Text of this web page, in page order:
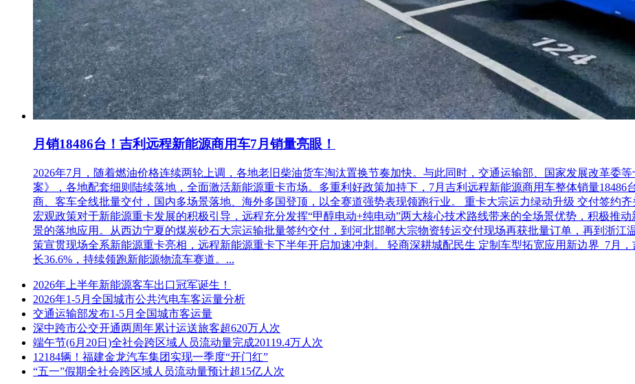
月销18486台！吉利远程新能源商用车7月销量亮眼！
2026年7月，随着燃油价格连续两轮上调，各地老旧柴油货车淘汰置换节奏加快。与此同时，交通运输部、国家发展改革委
案》，各地配套细则陆续落地，全面激活新能源重卡市场。多重利好政策加持下，7月吉利远程新能源商用车整体销量18486
商、客车全线批量交付，国内多场景落地、海外多国登顶，以全赛道强势表现领跑行业。 重卡大宗运力绿动升级 交付签约
宏观政策对于新能源重卡发展的积极引导，远程充分发挥“甲醇电动+纯电动”两大核心技术路线带来的全场景优势，积极推
景的落地应用。从西边宁夏的煤炭砂石大宗运输批量签约交付，到河北邯郸大宗物资转运交付现场再获批量订单，再到浙
策宣贯现场全系新能源重卡亮相，远程新能源重卡下半年开启加速冲刺。 轻商深耕城配民生 定制车型拓宽应用新边界 7月
长36.6%，持续领跑新能源物流车赛道。...
2026年上半年新能源客车出口冠军诞生！
2026年1-5月全国城市公共汽电车客运量分析
交通运输部发布1-5月全国城市客运量
深中跨市公交开通两周年累计运送旅客超620万人次
端午节(6月20日)全社会跨区域人员流动量完成20119.4万人次
12184辆！福建金龙汽车集团实现一季度“开门红”
“五一”假期全社会跨区域人员流动量预计超15亿人次